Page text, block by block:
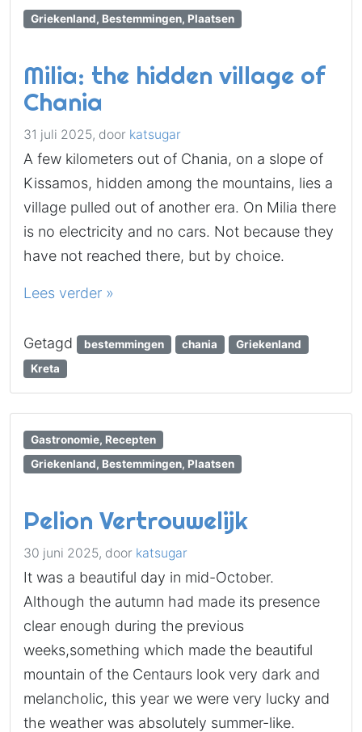
Griekenland, Bestemmingen, Plaatsen
Milia: the hidden village of
Chania
31 juli 2025, door katsugar
A few kilometers out of Chania, on a slope of
Kissamos, hidden among the mountains, lies a
village pulled out of another era. On Milia there
is no electricity and no cars. Not because they
have not reached there, but by choice.
Lees verder »
Getagd bestemmingen chania
Griekenland
Kreta
Gastronomie, Recepten
Griekenland, Bestemmingen, Plaatsen
Pelion Vertrouwelijk
30 juni 2025, door katsugar
It was a beautiful day in mid-October.
Although the autumn had made its presence
clear enough during the previous
weeks,something which made the beautiful
mountain of the Centaurs look very dark and
melancholic, this year we were very lucky and
the weather was absolutely summer-like.